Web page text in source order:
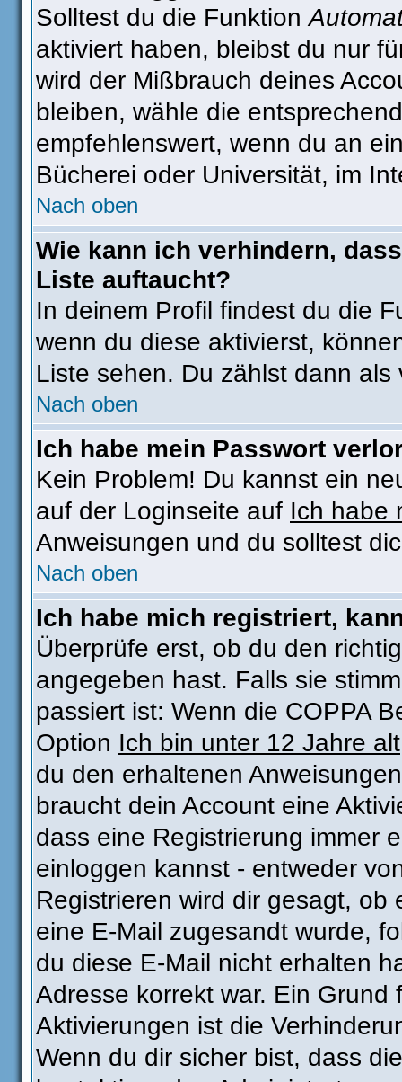
Solltest du die Funktion
aktiviert haben, bleibst du nur
wird der Mißbrauch deines
bleiben, wähle die
empfehlenswert, wenn du an
Bücherei oder Universität, im
Nach oben
Wie kann ich verhindern,
Liste auftaucht?
In deinem Profil findest du die
wenn du diese aktivierst,
Liste sehen. Du zählst dann als
Nach oben
Ich habe mein Passwort
Kein Problem! Du kannst ein
auf der Loginseite auf Ich habe
Anweisungen und du solltest
Nach oben
Ich habe mich registriert,
Überprüfe erst, ob du den
angegeben hast. Falls sie
passiert ist: Wenn die COPPA
Option Ich bin unter 12 Jahre alt
du den erhaltenen
braucht dein Account eine
dass eine Registrierung immer
einloggen kannst - entweder
Registrieren wird dir gesagt, ob
eine E-Mail zugesandt wurde,
du diese E-Mail nicht erhalten
Adresse korrekt war. Ein
Aktivierungen ist die
Wenn du dir sicher bist, dass